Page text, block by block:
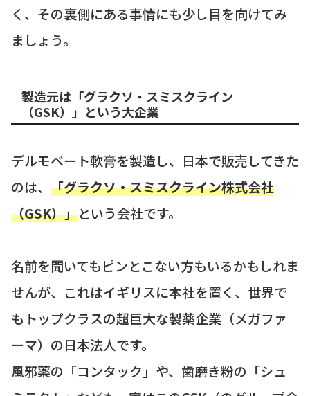
く、その裏側にある事情にも少し目を向けてみ
ましょう。
製造元は「グラクソ・スミスクライン
（GSK）」という大企業
デルモベート軟膏を製造し、日本で販売してきた
のは、 「グラクソ・スミスクライン株式会社
（GSK）」という会社です。
名前を聞いてもピンとこない方もいるかもしれま
せんが、これはイギリスに本社を置く、世界で
もトップクラスの超巨大な製薬企業（メガファ
ーマ）の日本法人です。
風邪薬の「コンタック」や、歯磨き粉の「シュ